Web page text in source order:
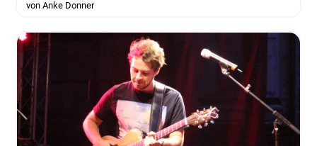
von Anke Donner